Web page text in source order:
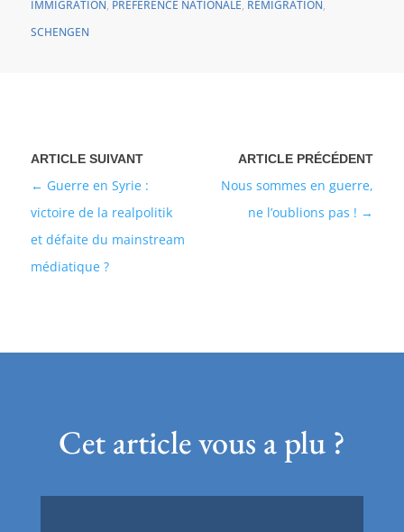
IMMIGRATION, PRÉFÉRENCE NATIONALE, REMIGRATION,
SCHENGEN
Nous sommes en guerre,
ne l’oublions pas !
Guerre en Syrie :
victoire de la realpolitik
et défaite du mainstream
médiatique ?
Cet article vous a plu ?